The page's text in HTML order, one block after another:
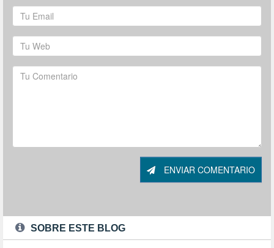
ENVIAR COMENTARIO
SOBRE ESTE BLOG